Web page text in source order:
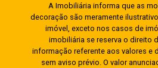
A Imobiliária informa que as
decoração são meramente
imóvel, exceto nos casos de
imobiliária se reserva o direito
informação referente aos valores e
sem aviso prévio. O valor